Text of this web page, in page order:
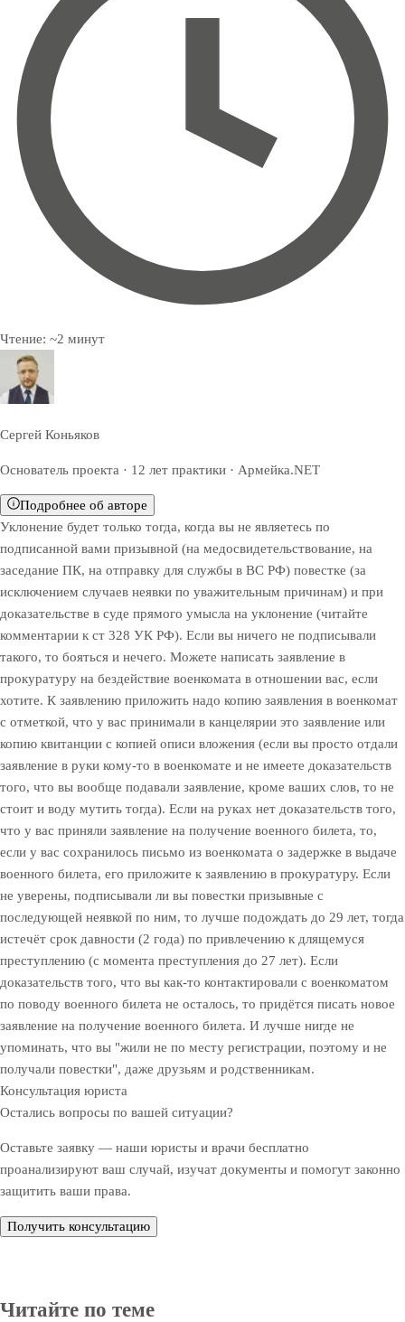
Чтение: ~2 минут
Сергей Коньяков
Основатель проекта · 12 лет практики · Армейка.NET
Подробнее об авторе
Уклонение будет только тогда, когда вы не являетесь по
подписанной вами призывной (на медосвидетельствование, на
заседание ПК, на отправку для службы в ВС РФ) повестке (за
исключением случаев неявки по уважительным причинам) и при
доказательстве в суде прямого умысла на уклонение (читайте
комментарии к ст 328 УК РФ). Если вы ничего не подписывали
такого, то бояться и нечего. Можете написать заявление в
прокуратуру на бездействие военкомата в отношении вас, если
хотите. К заявлению приложить надо копию заявления в военкомат
с отметкой, что у вас принимали в канцелярии это заявление или
копию квитанции с копией описи вложения (если вы просто отдали
заявление в руки кому-то в военкомате и не имеете доказательств
того, что вы вообще подавали заявление, кроме ваших слов, то не
стоит и воду мутить тогда). Если на руках нет доказательств того,
что у вас приняли заявление на получение военного билета, то,
если у вас сохранилось письмо из военкомата о задержке в выдаче
военного билета, его приложите к заявлению в прокуратуру. Если
не уверены, подписывали ли вы повестки призывные с
последующей неявкой по ним, то лучше подождать до 29 лет, тогда
истечёт срок давности (2 года) по привлечению к длящемуся
преступлению (с момента преступления до 27 лет). Если
доказательств того, что вы как-то контактировали с военкоматом
по поводу военного билета не осталось, то придётся писать новое
заявление на получение военного билета. И лучше нигде не
упоминать, что вы "жили не по месту регистрации, поэтому и не
получали повестки", даже друзьям и родственникам.
Консультация юриста
Остались вопросы по вашей ситуации?
Оставьте заявку — наши юристы и врачи бесплатно
проанализируют ваш случай, изучат документы и помогут законно
защитить ваши права.
Получить консультацию
Читайте по теме